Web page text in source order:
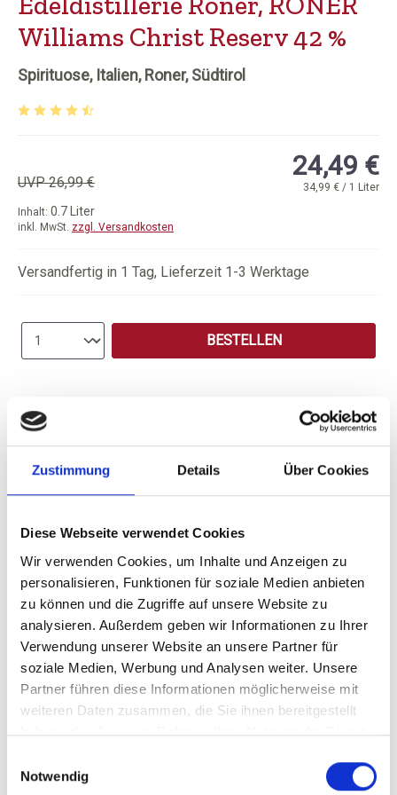
Zustimmung Details Über Cookies
Diese Webseite verwendet Cookies
Wir verwenden Cookies, um Inhalte und Anzeigen zu
personalisieren, Funktionen für soziale Medien anbieten
zu können und die Zugriffe auf unsere Website zu
analysieren. Außerdem geben wir Informationen zu Ihrer
Verwendung unserer Website an unsere Partner für
soziale Medien, Werbung und Analysen weiter. Unsere
Partner führen diese Informationen möglicherweise mit
weiteren Daten zusammen, die Sie ihnen bereitgestellt
haben oder die sie im Rahmen Ihrer Nutzung der Dienste
Notwendig
Fast 75 Jahre Leidenschaft und Hingabe für den
Genuss - dafür steht die Edeldistellerie Roner.An
den sonnigsten Hängen Südtirols reifen die
Williams-Christ-Birnen für diesen vielfach
prämierten Edelbrand. Dieser wird nach dem
zweimal destilliert. Dadurch erhält unser Williams
Reserv sein unverkennbar fruchtiges und
vollmundiges Aroma. Vielfach prämiert und
auszeichnet.
Williams Christ Reserv 42 %
Spirituose, Italien, Roner, Südtirol
UVP 26,99 €
24,49 €
34,99 € / 1 Liter
Inhalt: 0.7 Liter
inkl. MwSt. zzgl. Versandkosten
Versandfertig in 1 Tag, Lieferzeit 1-3 Werktage
Produkt Anzahl: Gib den gewünschten
BESTELLEN